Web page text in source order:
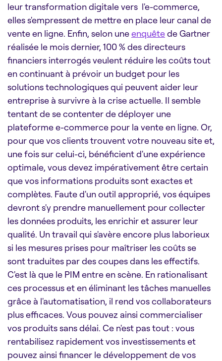
leur transformation digitale vers l'e-commerce,
elles s'empressent de mettre en place leur canal de
vente en ligne. Enfin, selon uneenquêtede Gartner
réalisée le mois dernier, 100 % des directeurs
financiers interrogés veulent réduire les coûts tout
en continuant à prévoir un budget pour les
solutions technologiques qui peuvent aider leur
entreprise à survivre à la crise actuelle. Il semble
tentant de se contenter de déployer une
plateforme e-commerce pour la vente en ligne. Or,
pour que vos clients trouvent votre nouveau site et,
une fois sur celui-ci, bénéficient d'une expérience
optimale, vous devez impérativement être certain
que vos informations produits sont exactes et
complètes. Faute d'un outil approprié, vos équipes
devront s'y prendre manuellement pour collecter
les données produits, les enrichir et assurer leur
qualité. Un travail qui s'avère encore plus laborieux
si les mesures prises pour maîtriser les coûts se
sont traduites par des coupes dans les effectifs.
C'est là que le PIM entre en scène. En rationalisant
ces processus et en éliminant les tâches manuelles
grâce à l'automatisation, il rend vos collaborateurs
plus efficaces. Vous pouvez ainsi commercialiser
vos produits sans délai. Ce n'est pas tout : vous
rentabilisez rapidement vos investissements et
pouvez ainsi financer le développement de vos